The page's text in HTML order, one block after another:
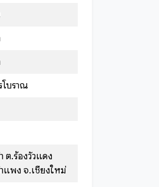
โบราณ
ต.ร้องวัวแดง
แพง จ.เชียงใหม่